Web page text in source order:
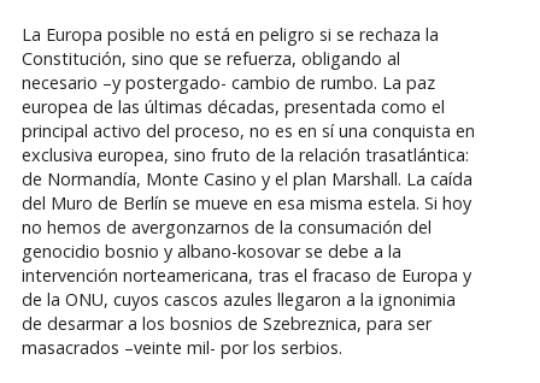
La Europa posible no está en peligro si se rechaza la
Constitución, sino que se refuerza, obligando al
necesario –y postergado- cambio de rumbo. La paz
europea de las últimas décadas, presentada como el
principal activo del proceso, no es en sí una conquista en
exclusiva europea, sino fruto de la relación trasatlántica:
de Normandía, Monte Casino y el plan Marshall. La caída
del Muro de Berlín se mueve en esa misma estela. Si hoy
no hemos de avergonzarnos de la consumación del
genocidio bosnio y albano-kosovar se debe a la
intervención norteamericana, tras el fracaso de Europa y
de la ONU, cuyos cascos azules llegaron a la ignonimia
de desarmar a los bosnios de Szebreznica, para ser
masacrados –veinte mil- por los serbios.